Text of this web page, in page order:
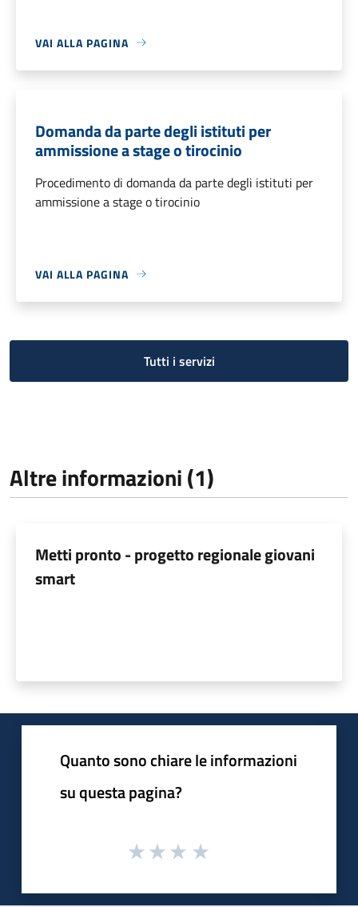
VAI ALLA PAGINA
Domanda da parte degli istituti per
ammissione a stage o tirocinio
Procedimento di domanda da parte degli istituti per
ammissione a stage o tirocinio
VAI ALLA PAGINA
Tutti i servizi
Altre informazioni (1)
Metti pronto - progetto regionale giovani
smart
Quanto sono chiare le informazioni
su questa pagina?